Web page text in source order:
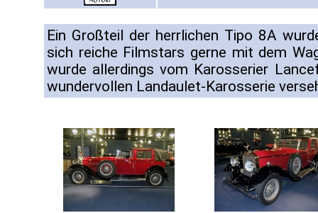
Ein Großteil der herrlichen Tipo 8A
sich reiche Filmstars gerne mit dem
wurde allerdings vom Karosserier
wundervollen Landaulet-Karosserie